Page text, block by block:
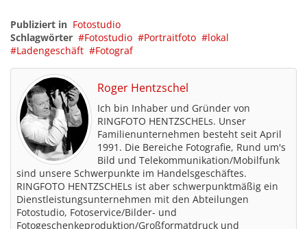
Publiziert in Fotostudio
Schlagwörter
Fotostudio Portraitfoto
lokal
Ladengeschäft
Fotograf
Roger Hentzschel
Ich bin Inhaber und Gründer von
RINGFOTO HENTZSCHELs. Unser
Familienunternehmen besteht seit April
1991. Die Bereiche Fotografie, Rund um's
Bild und Telekommunikation/Mobilfunk
sind unsere Schwerpunkte im Handelsgeschäftes.
RINGFOTO HENTZSCHELs ist aber schwerpunktmäßig ein
Dienstleistungsunternehmen mit den Abteilungen
Fotostudio, Fotoservice/Bilder- und
Fotogeschenkeproduktion/Großformatdruck und